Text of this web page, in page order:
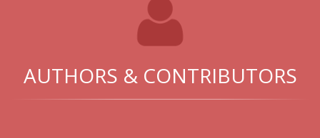
AUTHORS & CONTRIBUTORS